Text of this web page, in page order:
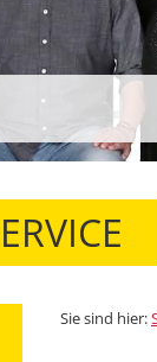
Sie sind hier: